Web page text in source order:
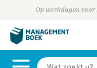
Op werkdagen